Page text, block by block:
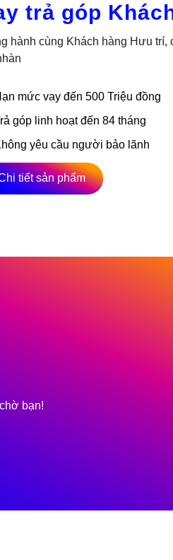
trả góp
hành cùng Khách hàng Hưu trí,
mức vay đến 500 Triệu đồng
góp linh hoạt đến 84 tháng
yêu cầu người bảo lãnh
tiết sản phẩm
bạn!